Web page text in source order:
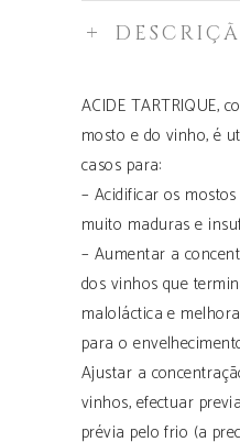
ACIDE TARTRIQUE,
mosto e do vinho, é
casos para:
– Acidificar os
muito maduras e
– Aumentar a
dos vinhos que
maloláctica e
para o
Ajustar a
vinhos, efectuar
prévia pelo frio (a